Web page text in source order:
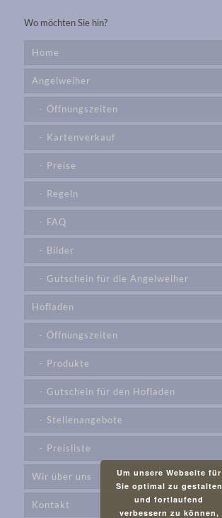
Wo möchten Sie hin?
Home
Angelweiher
Öffnungszeiten
Kartenverkauf
Preise
Regeln
FAQ
Bilder
Gutschein für die Angelweiher
Hofladen
Öffnungszeiten
Produkte
Gutschein für den Hofladen
Stellenangebote
Preisliste
Wir über uns
Kontakt
Um unsere Webseite für
Sie optimal zu gestalten
und fortlaufend
verbessern zu können,